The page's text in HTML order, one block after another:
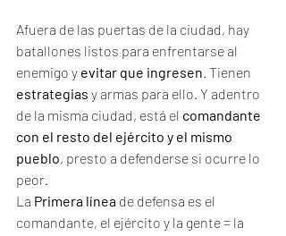
Afuera de las puertas de la ciudad, hay
batallones listos para enfrentarse al
enemigo y evitar que ingresen . Tienen
estrategias y armas para ello. Y adentro
de la misma ciudad, está el comandante
con el resto del ejército y el mismo
pueblo, presto a defenderse si ocurre lo
peor.
La Primera línea de defensa es el
comandante, el ejército y la gente = la